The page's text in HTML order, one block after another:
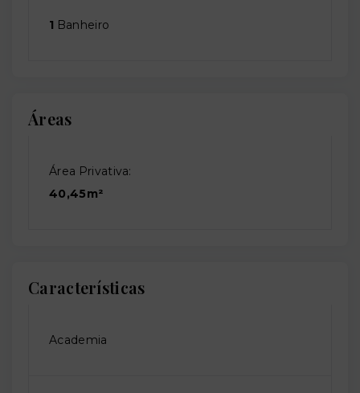
1 Banheiro
Áreas
Área Privativa:
40,45m²
Características
Academia